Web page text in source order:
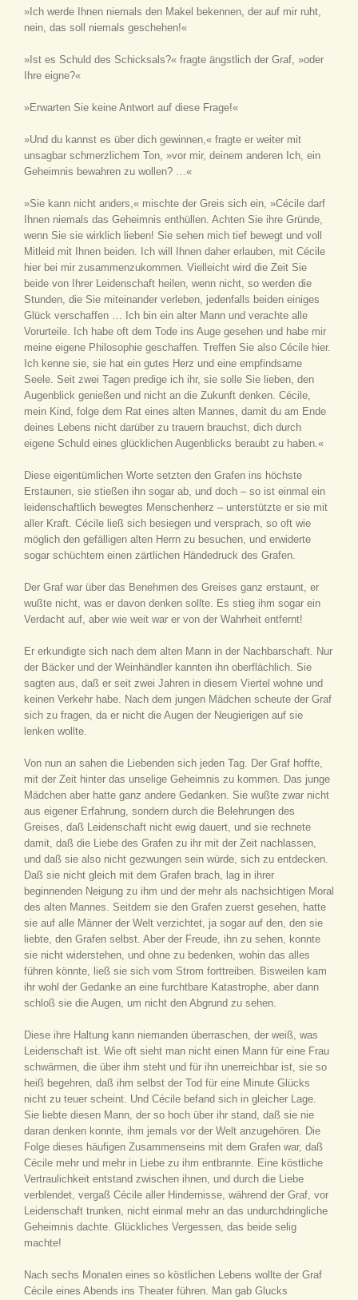
»Ich werde Ihnen niemals den Makel bekennen, der auf mir ruht,
nein, das soll niemals geschehen!«
»Ist es Schuld des Schicksals?« fragte ängstlich der Graf, »oder
Ihre eigne?«
»Erwarten Sie keine Antwort auf diese Frage!«
»Und du kannst es über dich gewinnen,« fragte er weiter mit
unsagbar schmerzlichem Ton, »vor mir, deinem anderen Ich, ein
Geheimnis bewahren zu wollen? …«
»Sie kann nicht anders,« mischte der Greis sich ein, »Cécile darf
Ihnen niemals das Geheimnis enthüllen. Achten Sie ihre Gründe,
wenn Sie sie wirklich lieben! Sie sehen mich tief bewegt und voll
Mitleid mit Ihnen beiden. Ich will Ihnen daher erlauben, mit Cécile
hier bei mir zusammenzukommen. Vielleicht wird die Zeit Sie
beide von Ihrer Leidenschaft heilen, wenn nicht, so werden die
Stunden, die Sie miteinander verleben, jedenfalls beiden einiges
Glück verschaffen … Ich bin ein alter Mann und verachte alle
Vorurteile. Ich habe oft dem Tode ins Auge gesehen und habe mir
meine eigene Philosophie geschaffen. Treffen Sie also Cécile hier.
Ich kenne sie, sie hat ein gutes Herz und eine empfindsame
Seele. Seit zwei Tagen predige ich ihr, sie solle Sie lieben, den
Augenblick genießen und nicht an die Zukunft denken. Cécile,
mein Kind, folge dem Rat eines alten Mannes, damit du am Ende
deines Lebens nicht darüber zu trauern brauchst, dich durch
eigene Schuld eines glücklichen Augenblicks beraubt zu haben.«
Diese eigentümlichen Worte setzten den Grafen ins höchste
Erstaunen, sie stießen ihn sogar ab, und doch – so ist einmal ein
leidenschaftlich bewegtes Menschenherz – unterstützte er sie mit
aller Kraft. Cécile ließ sich besiegen und versprach, so oft wie
möglich den gefälligen alten Herrn zu besuchen, und erwiderte
sogar schüchtern einen zärtlichen Händedruck des Grafen.
Der Graf war über das Benehmen des Greises ganz erstaunt, er
wußte nicht, was er davon denken sollte. Es stieg ihm sogar ein
Verdacht auf, aber wie weit war er von der Wahrheit entfernt!
Er erkundigte sich nach dem alten Mann in der Nachbarschaft. Nur
der Bäcker und der Weinhändler kannten ihn oberflächlich. Sie
sagten aus, daß er seit zwei Jahren in diesem Viertel wohne und
keinen Verkehr habe. Nach dem jungen Mädchen scheute der Graf
sich zu fragen, da er nicht die Augen der Neugierigen auf sie
lenken wollte.
Von nun an sahen die Liebenden sich jeden Tag. Der Graf hoffte,
mit der Zeit hinter das unselige Geheimnis zu kommen. Das junge
Mädchen aber hatte ganz andere Gedanken. Sie wußte zwar nicht
aus eigener Erfahrung, sondern durch die Belehrungen des
Greises, daß Leidenschaft nicht ewig dauert, und sie rechnete
damit, daß die Liebe des Grafen zu ihr mit der Zeit nachlassen,
und daß sie also nicht gezwungen sein würde, sich zu entdecken.
Daß sie nicht gleich mit dem Grafen brach, lag in ihrer
beginnenden Neigung zu ihm und der mehr als nachsichtigen Moral
des alten Mannes. Seitdem sie den Grafen zuerst gesehen, hatte
sie auf alle Männer der Welt verzichtet, ja sogar auf den, den sie
liebte, den Grafen selbst. Aber der Freude, ihn zu sehen, konnte
sie nicht widerstehen, und ohne zu bedenken, wohin das alles
führen könnte, ließ sie sich vom Strom forttreiben. Bisweilen kam
ihr wohl der Gedanke an eine furchtbare Katastrophe, aber dann
schloß sie die Augen, um nicht den Abgrund zu sehen.
Diese ihre Haltung kann niemanden überraschen, der weiß, was
Leidenschaft ist. Wie oft sieht man nicht einen Mann für eine Frau
schwärmen, die über ihm steht und für ihn unerreichbar ist, sie so
heiß begehren, daß ihm selbst der Tod für eine Minute Glücks
nicht zu teuer scheint. Und Cécile befand sich in gleicher Lage.
Sie liebte diesen Mann, der so hoch über ihr stand, daß sie nie
daran denken konnte, ihm jemals vor der Welt anzugehören. Die
Folge dieses häufigen Zusammenseins mit dem Grafen war, daß
Cécile mehr und mehr in Liebe zu ihm entbrannte. Eine köstliche
Vertraulichkeit entstand zwischen ihnen, und durch die Liebe
verblendet, vergaß Cécile aller Hindernisse, während der Graf, vor
Leidenschaft trunken, nicht einmal mehr an das undurchdringliche
Geheimnis dachte. Glückliches Vergessen, das beide selig
machte!
Nach sechs Monaten eines so köstlichen Lebens wollte der Graf
Cécile eines Abends ins Theater führen. Man gab Glucks